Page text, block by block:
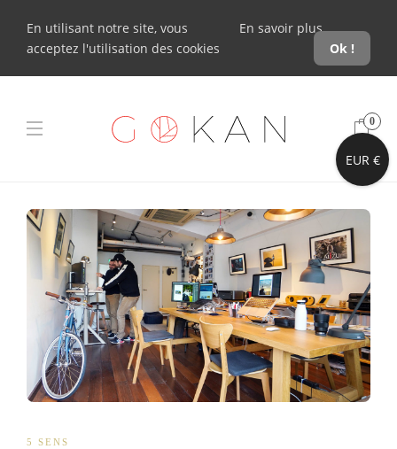
En utilisant notre site, vous
acceptez l'utilisation des cookies
En savoir plus
Ok !
0
5 SENS
EUR €